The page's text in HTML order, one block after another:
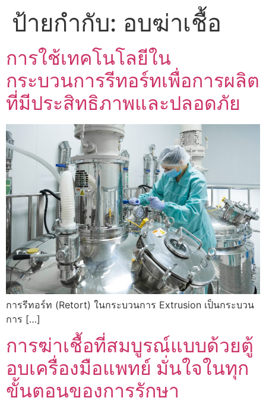
ป้ายกำกับ: อบฆ่าเชื้อ
การใช้เทคโนโลยีใน
กระบวนการรีทอร์ทเพื่อการผลิต
ที่มีประสิทธิภาพและปลอดภัย
การรีทอร์ท (Retort) ในกระบวนการ Extrusion เป็นกระบวน
การ […]
การฆ่าเชื้อที่สมบูรณ์แบบด้วยตู้
อบเครื่องมือแพทย์ มั่นใจในทุก
ขั้นตอนของการรักษา